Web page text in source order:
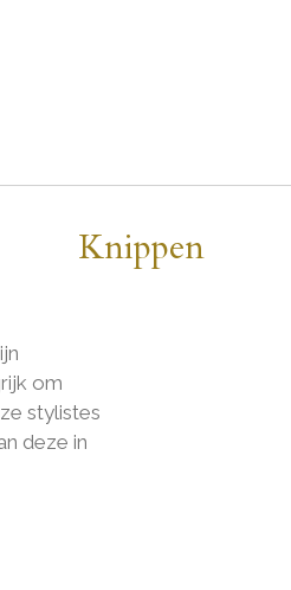
Knippen
om
stylistes
deze in